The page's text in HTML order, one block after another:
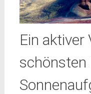
Ein aktiver
schönsten